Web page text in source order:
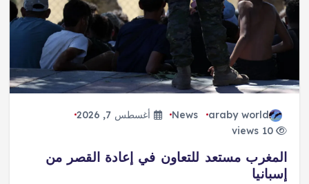
araby world
News
أغسطس 7, 2026
10 views
المغرب مستعد للتعاون في إعادة القصر من
إسبانيا